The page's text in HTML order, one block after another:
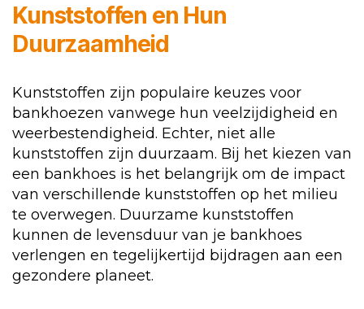
Kunststoffen en Hun
Duurzaamheid
Kunststoffen zijn populaire keuzes voor
bankhoezen vanwege hun veelzijdigheid en
weerbestendigheid. Echter, niet alle
kunststoffen zijn duurzaam. Bij het kiezen van
een bankhoes is het belangrijk om de impact
van verschillende kunststoffen op het milieu
te overwegen. Duurzame kunststoffen
kunnen de levensduur van je bankhoes
verlengen en tegelijkertijd bijdragen aan een
gezondere planeet.